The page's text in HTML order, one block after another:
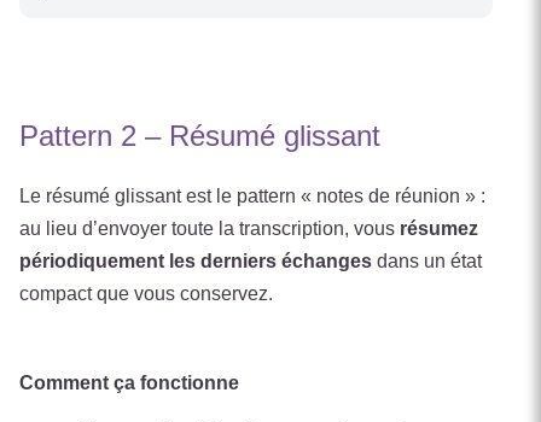
Pattern 2 – Résumé glissant
Le résumé glissant est le pattern « notes de réunion » :
au lieu d’envoyer toute la transcription, vous résumez
périodiquement les derniers échanges dans un état
compact que vous conservez.
Comment ça fonctionne